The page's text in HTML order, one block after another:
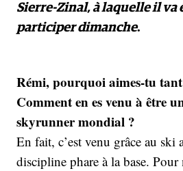
Sierre-Zinal, à laquelle il va
participer dimanche.
Rémi, pourquoi aimes-tu tant
Comment en es venu à être
skyrunner mondial ?
En fait, c’est venu grâce au ski
discipline phare à la base.